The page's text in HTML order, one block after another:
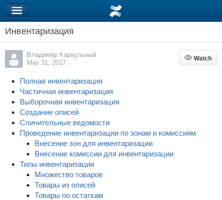
Инвентаризация
Владимир Караульный
May 31, 2017
Watch
Watch
Полная инвентаризация
Частичная инвентаризация
Выборочная инвентаризация
Создание описей
Сличительные ведомости
Проведение инвентаризации по зонам и комиссиям
Внесение зон для инвентаризации
Внесение комиссии для инвентаризации
Типы инвентаризации
Множество товаров
Товары из описей
Товары по остаткам